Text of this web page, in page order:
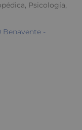
Psicología,
Benavente -